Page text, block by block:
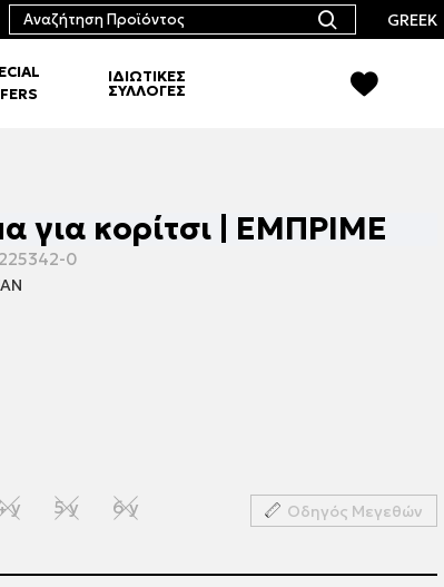
GREEK
ΙΔΙΩΤΙΚΕΣ
ΣΥΛΛΟΓΕΣ
για κορίτσι | ΕΜΠΡΙΜΕ
0
y 5 y 6 y Οδηγός Μεγεθών